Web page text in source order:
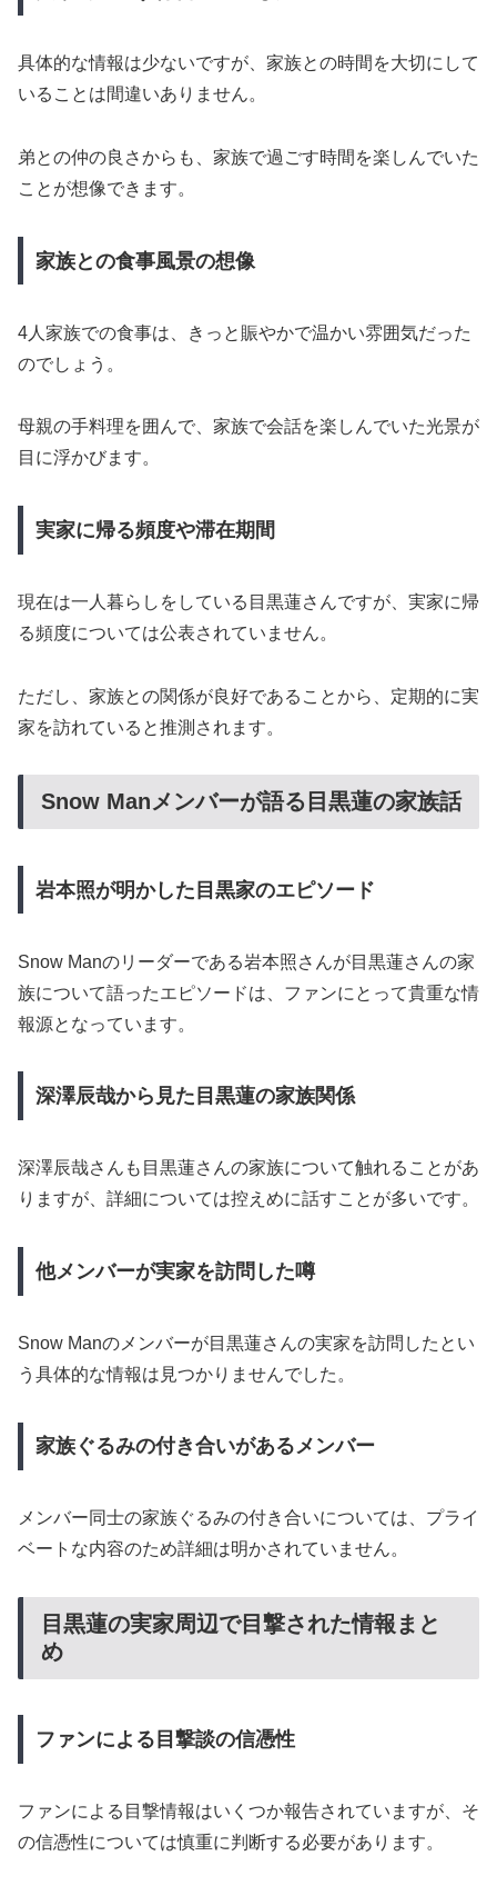
具体的な情報は少ないですが、家族との時間を大切にして
いることは間違いありません。
弟との仲の良さからも、家族で過ごす時間を楽しんでいた
ことが想像できます。
家族との食事風景の想像
4人家族での食事は、きっと賑やかで温かい雰囲気だった
のでしょう。
母親の手料理を囲んで、家族で会話を楽しんでいた光景が
目に浮かびます。
実家に帰る頻度や滞在期間
現在は一人暮らしをしている目黒蓮さんですが、実家に帰
る頻度については公表されていません。
ただし、家族との関係が良好であることから、定期的に実
家を訪れていると推測されます。
Snow Manメンバーが語る目黒蓮の家族話
岩本照が明かした目黒家のエピソード
Snow Manのリーダーである岩本照さんが目黒蓮さんの家
族について語ったエピソードは、ファンにとって貴重な情
報源となっています。
深澤辰哉から見た目黒蓮の家族関係
深澤辰哉さんも目黒蓮さんの家族について触れることがあ
りますが、詳細については控えめに話すことが多いです。
他メンバーが実家を訪問した噂
Snow Manのメンバーが目黒蓮さんの実家を訪問したとい
う具体的な情報は見つかりませんでした。
家族ぐるみの付き合いがあるメンバー
メンバー同士の家族ぐるみの付き合いについては、プライ
ベートな内容のため詳細は明かされていません。
目黒蓮の実家周辺で目撃された情報まと
め
ファンによる目撃談の信憑性
ファンによる目撃情報はいくつか報告されていますが、そ
の信憑性については慎重に判断する必要があります。